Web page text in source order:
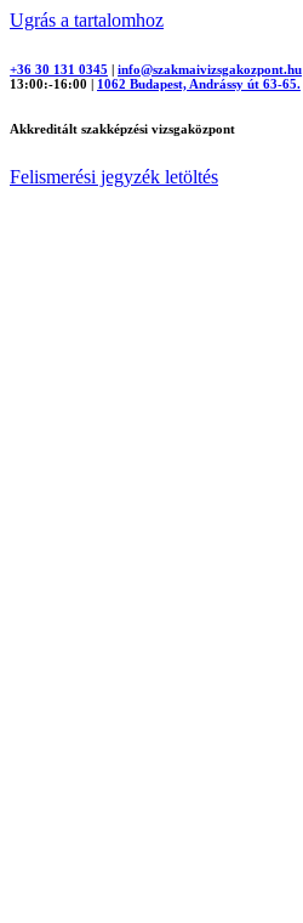
Ugrás a tartalomhoz
+36 30 131 0345 | info@szakmaivizsgakozpont.hu
13:00:-16:00 | 1062 Budapest, Andrássy út 63-65.
Akkreditált szakképzési vizsgaközpont
Felismerési jegyzék letöltés